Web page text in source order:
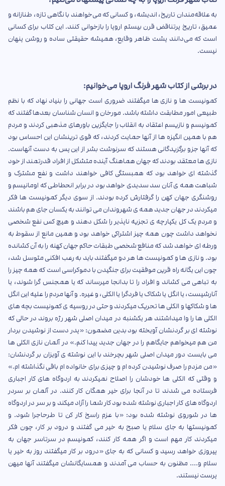
به علاقه‌مندان تاریخ، اندیشه، و کسانی که می‌خواهند با نگاهی تازه، طنازانه و
عمیق، تاریخ پرتناقض قرن بیستم اروپا را بازخوانی کنند. این کتاب برای کسانی
است که می‌دانند پشت ظاهر وقایع، همیشه حقیقتی ساده و روشن پنهان
نیست.
در برشی از کتاب شهر فرنگ اروپا می‌خوانیم:
کمونیست ها و نازی ها میگفتند ضروری است جهانی را بنیاد نهاد که با نظم
طبیعی امور مطابقت داشته باشد. مورخان و انسان شناسان بعدها گفتند که
کمونیسم و نازیسم اعتقاد به انقلاب را جایگزین باورهای مذهبی کردند و مردم
هم با همین انگیزه ها از آنها حمایت کردند، که قوی ترینشان این احساس بود
که آنها جزو برگزیدگانی هستند که سرنوشت بشر از این پس به دست آنهاست.
نازی ها معتقد بودند که جهان هماهنگ آینده متشکل از افراد قدرتمند از خود
گذشته ای خواهد بود که همبستگی کافی خواهند داشت و نفع مشترک و
شباهت همه ی آنان سد سدیدی خواهد بود در برابر انحطاطی که اومانیسم و
روشنگری جهان کهن را گرفتارش کرده بودند. از سوی دیگر کمونیست ها فکر
میکردند در جهان جدید همه ی شهروندان می توانند به یکسان جای هم باشند
و مردم یک کل یکپارچه ی تجزیه ناپذیر را شکل دهند و هیچ کس نفع شخصی
نخواهد داشت چون همه چیز اشتراکی خواهد بود و همین مانع از سقوط به
ورطه ای خواهد شد که منافع شخصی طبقات حاکم جهان کهنه را به آن کشانده
بود. و نازی ها و کمونیست ها هر دو میگفتند باید به رعب افکنی متوسل شد،
چون این یگانه راه قرین موفقیت برای جنگیدن با دموکراسی است که همه چیز را
به تباهی می کشاند و افراد را تا بدانجا میرساند که یا همجنس گرا شوند، یا
آنارشیست، یا انگل یا شکاک یا فردگرا یا الکلی، و غیره. و آنها مردم را علیه این انگل
ها و شکاکها و الکلی ها تحریک میکردند و حتی در روسیه ی کمونیست بچه های
الکلی ها را وا میداشتند هر یکشنبه در میدان اصلی شهر رژه بروند در حالی که
نوشته ای بر گردنشان آویخته بود بدین مضمون: «پدر دست از نوشیدن بردار
من هم میخواهم جایگاهم را در جهان جدید پیدا کنم.» در آلمان نازی الکلی ها
می بایست دور میدان اصلی شهر بچرخند با این نوشته ی آویزان بر گردنشان:
«من مزدم را صرف نوشیدن کرده ام و چیزی برای خانواده ام باقی نگذاشته ام.»
و وقتی که الکلی ها خودشان را اصلاح نمیکردند به اردوگاه های کار اجباری
فرستاده می شدند تا در آنجا برای خیر همگان کار کنند. در آلمان بر سردر
اردوگاه های کار اجباری نوشته شده بود کار شما را آزاد میکند و بر سر در اردوگاه
ها در شوروی نوشته شده بود: «با عزم راسخ کار کن تا طرحاجرا شود. و
کمونیستها به جای سلام یا صبح به خیر می گفتند و درود بر کار، چون فکر
میکردند کار مهم است و اگر همه کار کنند، کمونیسم در سرتاسر جهان به
پیروزی خواهد رسید و کسانی که به جای «درود بر کار میگفتند روز به خیر یا
سلام و.... مظنون به حساب می آمدند و همسایگانشان میگفتند آنها میهن
پرست نیستند.